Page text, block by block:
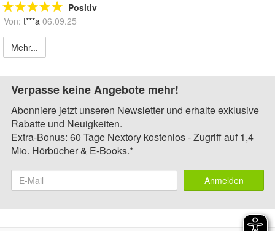
Positiv
Von: t***a 06.09.25
Mehr...
Verpasse keine Angebote mehr!
Abonniere jetzt unseren Newsletter und erhalte exklusive
Rabatte und Neuigkeiten.
Extra-Bonus: 60 Tage Nextory kostenlos - Zugriff auf 1,4
Mio. Hörbücher & E-Books.*
Anmelden